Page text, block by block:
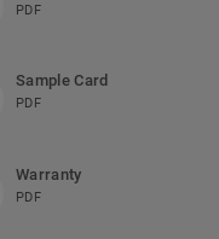
PDF
Sample Card
PDF
Warranty
PDF